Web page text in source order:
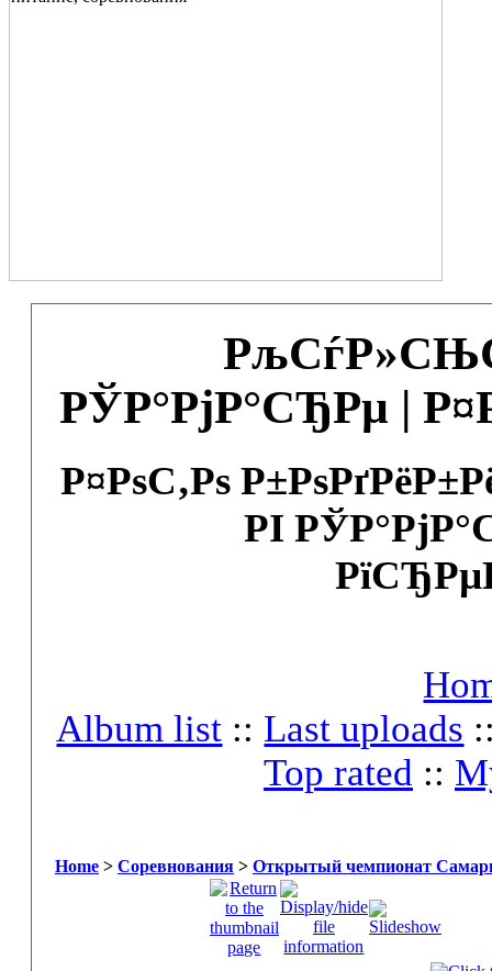
РЎР°РјР°СЂРµ |
Р¤РѕС‚Рѕ
РІ
Album list :: Last uploads
Top rated ::
Home > Соревнования > Открытый чемпионат